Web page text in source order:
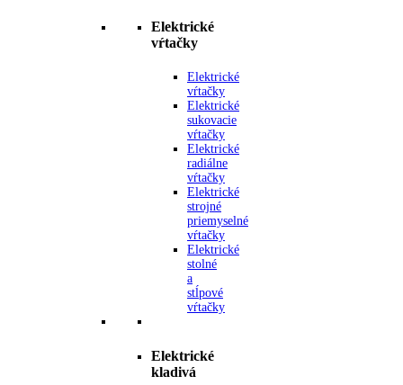
Elektrické
vŕtačky
Elektrické
vŕtačky
Elektrické
sukovacie
vŕtačky
Elektrické
radiálne
vŕtačky
Elektrické
strojné
priemyselné
vŕtačky
Elektrické
stolné
a
stĺpové
vŕtačky
Elektrické
kladivá